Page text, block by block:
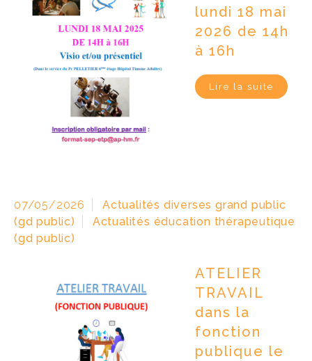
lundi 18 mai
2026 de 14h
à 16h
Lire la suite
07/05/2026
Actualités diverses grand public
(gd public)
Actualités éducation thérapeutique
(gd public)
ATELIER
TRAVAIL
dans la
fonction
publique le